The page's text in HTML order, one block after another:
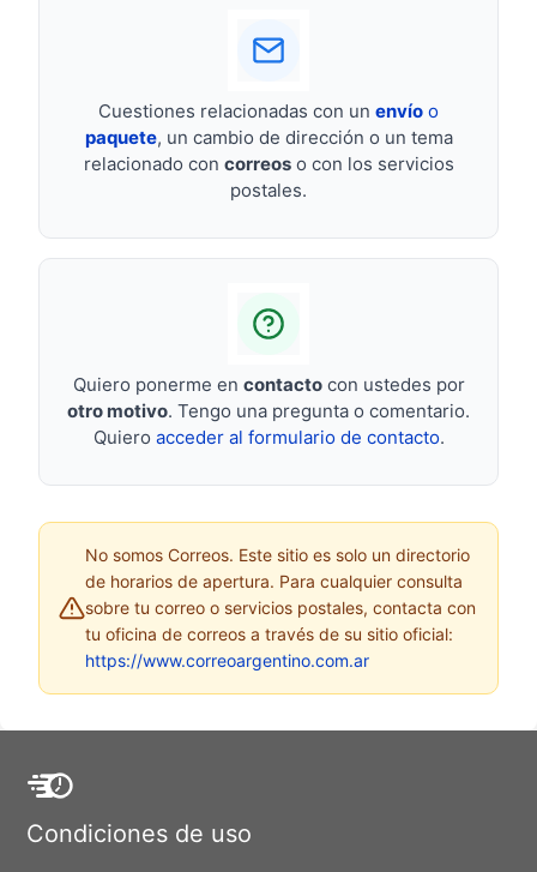
Cuestiones relacionadas con un envío o
paquete, un cambio de dirección o un tema
relacionado con correoso con los servicios
postales.
Quiero ponerme en contactocon ustedes por
otro motivo. Tengo una pregunta o comentario.
Quiero acceder al formulario de contacto.
No somos Correos. Este sitio es solo un directorio
de horarios de apertura. Para cualquier consulta
sobre tu correo o servicios postales, contacta con
tu oficina de correos a través de su sitio oficial:
https://www.correoargentino.com.ar
Condiciones de uso